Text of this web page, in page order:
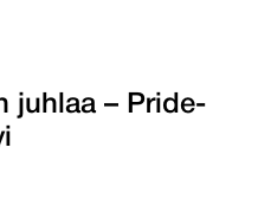
juhlaa – Pride-